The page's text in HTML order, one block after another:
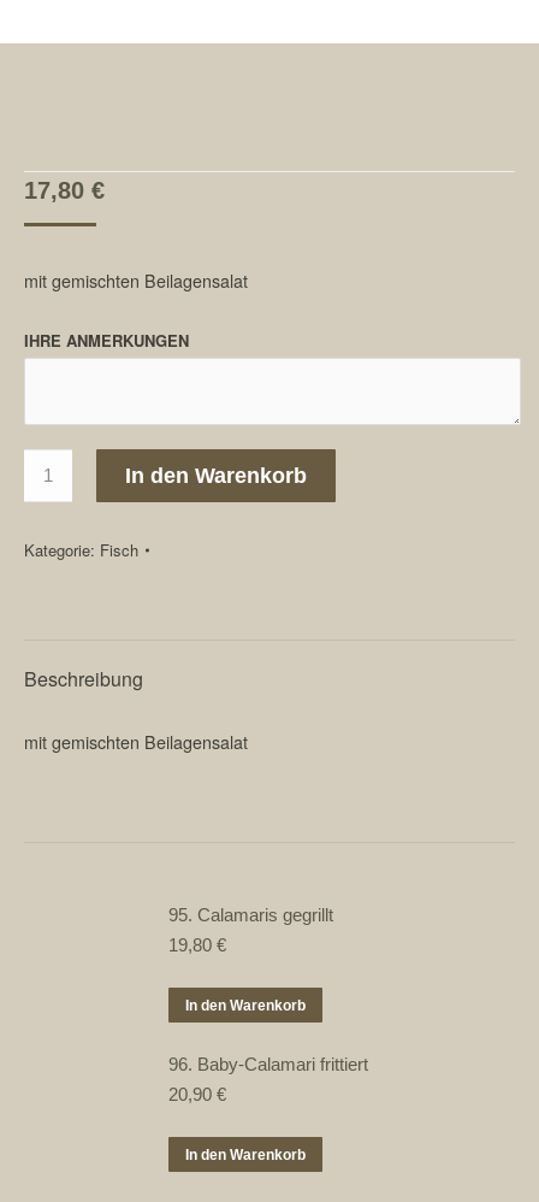
17,80 €
mit gemischten Beilagensalat
IHRE ANMERKUNGEN
Kleine
Sardellen
Menge
In den Warenkorb
Kategorie: Fisch
Beschreibung
mit gemischten Beilagensalat
95. Calamaris gegrillt
19,80 €
In den Warenkorb
96. Baby-Calamari frittiert
20,90 €
In den Warenkorb